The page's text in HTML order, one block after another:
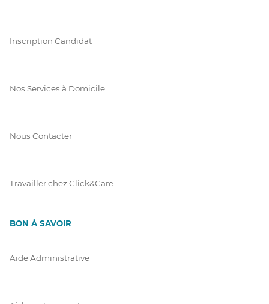
Inscription Candidat
Nos Services à Domicile
Nous Contacter
Travailler chez Click&Care
BON À SAVOIR
Aide Administrative